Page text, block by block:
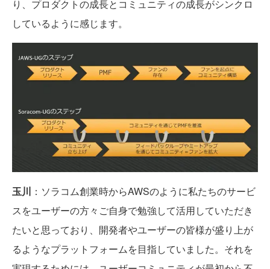
り、プロダクトの成長とコミュニティの成長がシンクロ
しているように感じます。
玉川 ：ソラコム創業時からAWSのように私たちのサービ
スをユーザーの方々ご自身で勉強して活用していただき
たいと思っており、開発者やユーザーの皆様が盛り上が
るようなプラットフォームを目指していました。それを